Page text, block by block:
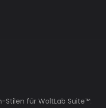
Stilen für WoltLab Suite™.